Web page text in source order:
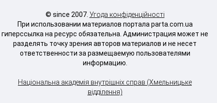
© since 2007. Угода конфіденційності
При использовании материалов портала parta.com.ua
гиперссылка на ресурс обязательна. Администрация может не
разделять точку зрения авторов материалов и не несет
ответственности за размещаемую пользователями
информацию.
Національна академія внутрішніх справ (Хмельницьке
відділення)